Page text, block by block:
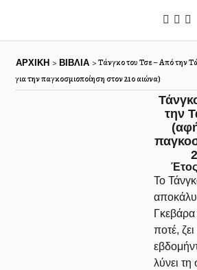
ΑΡΧΙΚΉ > ΒΙΒΛΙΑ > Τάνγκο του Τσε – Από την
για την παγκοσμιοποίηση στον 21ο αιώνα)
την
Το
Γκεβάρα
ποτέ,
λύνει